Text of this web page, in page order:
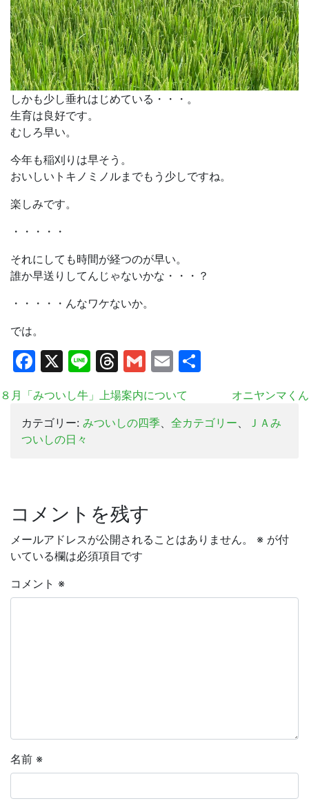
しかも少し垂れはじめている・・・。
生育は良好です。
むしろ早い。
今年も稲刈りは早そう。
おいしいトキノミノルまでもう少しですね。
楽しみです。
・・・・・
それにしても時間が経つのが早い。
誰か早送りしてんじゃないかな・・・？
・・・・・んなワケないか。
では。
Facebook
X LineThreads
Gmail
Email
８月「みついし牛」上場案内について
オニヤンマくん
カテゴリー: みついしの四季 全カテゴリー
ＪＡみ
ついしの日々
コメントを残す
メールアドレスが公開されることはありません。 ※ が付
いている欄は必須項目です
コメント ※
名前 ※